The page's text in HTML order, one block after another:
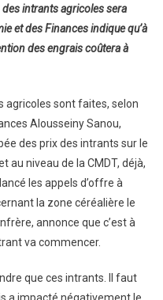
Intrants
Pour
La
2022-
2023
:
Des
Gouvernement
Rassure
intrants agricoles sera
et des Finances indique qu’à
des engrais coûtera à
agricoles sont faites, selon
Alousseiny Sanou,
des prix des intrants sur le
au niveau de la CMDT, déjà,
les appels d’offre à
la zone céréalière le
annonce que c’est à
va commencer.
que ces intrants. Il faut
a impacté négativement le